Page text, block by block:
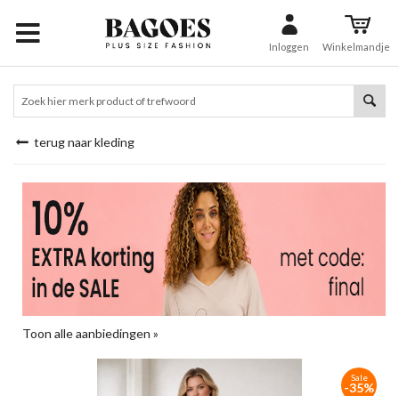
Inloggen Winkelmandje
terug naar kleding
Toon alle aanbiedingen »
Sale
-35%